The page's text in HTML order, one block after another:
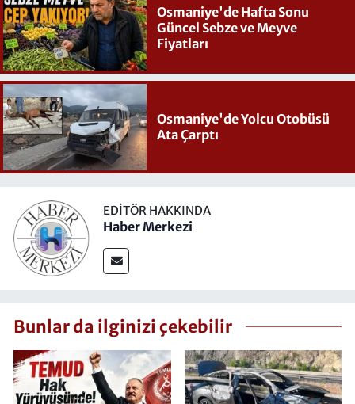
Osmaniye'de Hafta Sonu
Güncel Sebze ve Meyve
Fiyatları
Osmaniye'de Yolcu Otobüsü
Ata Çarptı
EDITÖR HAKKINDA
Haber Merkezi
Bunlar da ilginizi çekebilir